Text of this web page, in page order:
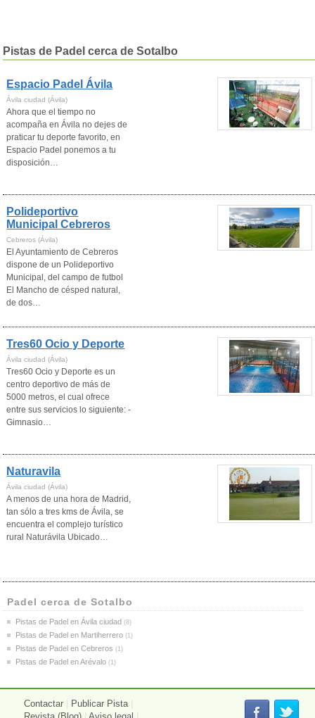
Pistas de Padel cerca de Sotalbo
Espacio Padel Ávila
Ávila ciudad (Ávila)
Ahora que el tiempo no
acompaña en Ávila no dejes de
praticar tu deporte favorito, en
Espacio Padel ponemos a tu
disposición…
Polideportivo
Municipal Cebreros
Cebreros (Ávila)
El Ayuntamiento de Cebreros
dispone de un Polideportivo
Municipal, del campo de futbol
El Mancho de césped natural,
de dos…
Tres60 Ocio y Deporte
Ávila ciudad (Ávila)
Tres60 Ocio y Deporte es un
centro deportivo de más de
5000 metros, el cual ofrece
entre sus servicios lo siguiente: -
Gimnasio…
Naturavila
Ávila ciudad (Ávila)
A menos de una hora de Madrid,
tan sólo a tres kms de Ávila, se
encuentra el complejo turístico
rural Naturávila Ubicado…
Padel cerca de Sotalbo
Pistas de Padel en Ávila ciudad (8)
Pistas de Padel en Martiherrero (1)
Pistas de Padel en Cebreros (1)
Pistas de Padel en Arévalo (1)
Contactar Publicar Pista